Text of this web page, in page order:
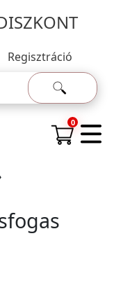
Regisztráció
0